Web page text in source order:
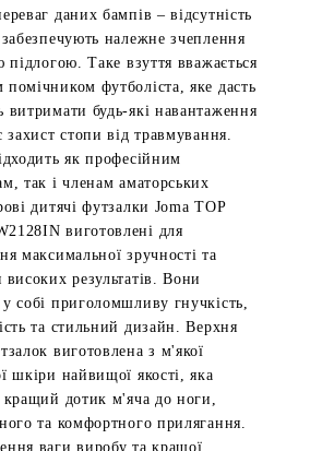
даних бампів – відсутність
належне зчеплення
підлогою. Таке взуття вважається
футболіста, яке дасть
витримати будь-які навантаження
захист стопи від травмування.
як професійним
так і членам аматорських
дитячі футзалки Joma TOP
виготовлені для
максимальної зручності та
високих результатів. Вони
собі приголомшливу гнучкість,
та стильний дизайн. Верхня
виготовлена ​​з м'якої
шкіри найвищої якості, яка
кращий дотик м'яча до ноги,
та комфортного прилягання.
ваги виробу та кращої